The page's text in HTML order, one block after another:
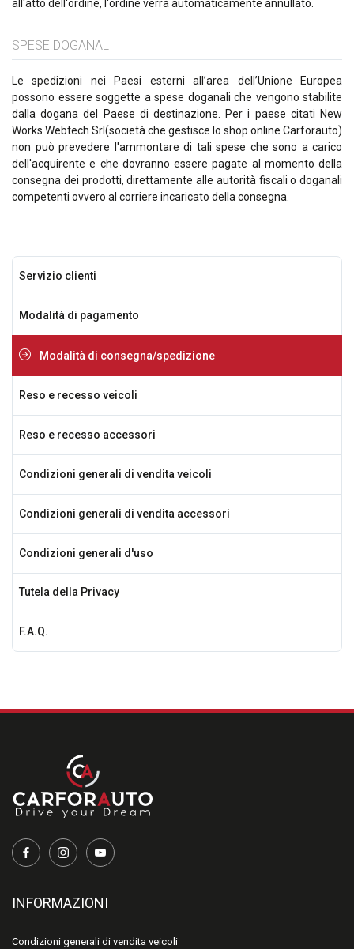
all'atto dell'ordine, l'ordine verrà automaticamente annullato.
SPESE DOGANALI
Le spedizioni nei Paesi esterni all’area dell’Unione Europea
possono essere soggette a spese doganali che vengono stabilite
dalla dogana del Paese di destinazione. Per i paese citati New
Works Webtech Srl(società che gestisce lo shop online Carforauto)
non può prevedere l'ammontare di tali spese che sono a carico
dell'acquirente e che dovranno essere pagate al momento della
consegna dei prodotti, direttamente alle autorità fiscali o doganali
competenti ovvero al corriere incaricato della consegna.
Servizio clienti
Modalità di pagamento
Modalità di consegna/spedizione
Reso e recesso veicoli
Reso e recesso accessori
Condizioni generali di vendita veicoli
Condizioni generali di vendita accessori
Condizioni generali d'uso
Tutela della Privacy
F.A.Q.
INFORMAZIONI
Condizioni generali di vendita veicoli